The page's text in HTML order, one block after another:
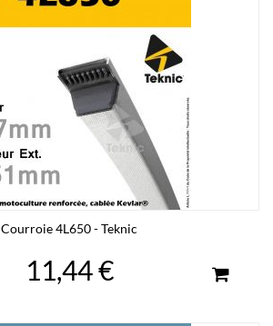
Courroie 4L650 - Teknic
11,44 €